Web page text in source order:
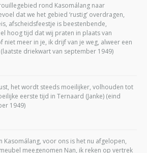
rond Kasomálang naar
dat we het gebied ‘rustig’ overdragen,
afscheidsfeestje is beestenbende,
hoog tijd dat wij praten in plaats van
niet meer in je, ik drijf van je weg, alweer een
driekwart van september 1949)
het wordt steeds moeilijker, volhouden tot
eerste tijd in Ternaard (Janke) (eind
1949)
Kasomálang, voor ons is het nu afgelopen,
meegenomen Nan, ik reken op vertrek